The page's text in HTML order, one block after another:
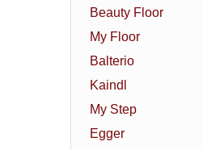
Beauty Floor
My Floor
Balterio
Kaindl
My Step
Egger